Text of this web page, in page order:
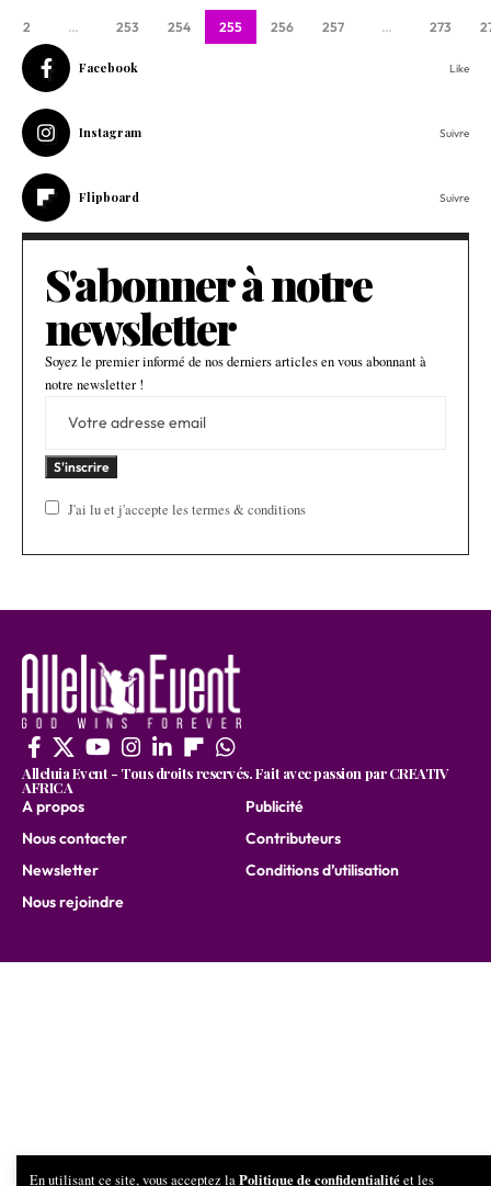
En utilisant ce site, vous acceptez laPolitique de confidentialitéet les
2 … 253 254 255 256 257 … 273
Facebook Like
Instagram Suivre
Flipboard Suivre
S'abonner à notre
newsletter
Soyez le premier informé de nos derniers articles en vous abonnant à
notre newsletter !
J'ai lu et j'accepte les termes & conditions
Alleluia Event - Tous droits reservés. Fait avec passion par CREATIV
AFRICA
A propos
Nous contacter
Newsletter
Nous rejoindre
Publicité
Contributeurs
Conditions d’utilisation